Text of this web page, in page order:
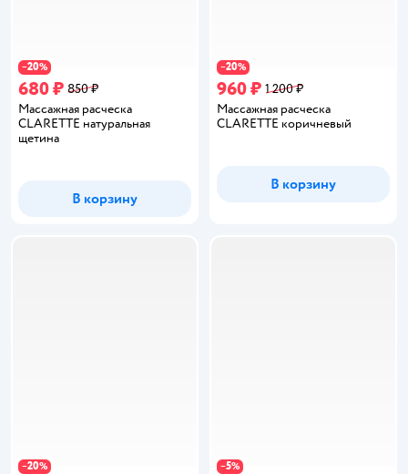
−20%
680 ₽ 850 ₽
Массажная расческа
CLARETTE натуральная
щетина
В корзину
−20%
960 ₽ 1 200 ₽
Массажная расческа
CLARETTE коричневый
В корзину
−20% −5%